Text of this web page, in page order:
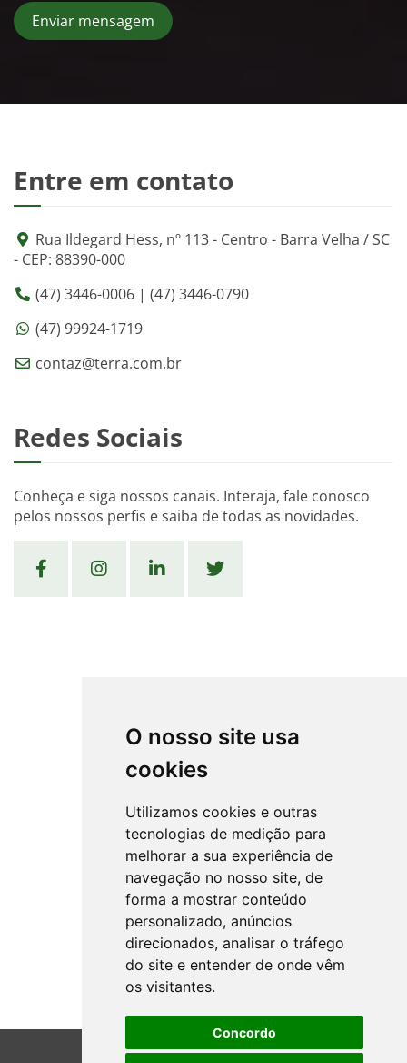
O nosso site usa
cookies
Utilizamos cookies e outras
tecnologias de medição para
melhorar a sua experiência de
navegação no nosso site, de
forma a mostrar conteúdo
personalizado, anúncios
direcionados, analisar o tráfego
do site e entender de onde vêm
os visitantes.
Concordo
Enviar mensagem
Entre em contato
Rua Ildegard Hess, nº 113 - Centro - Barra Velha / SC
- CEP: 88390-000
(47) 3446-0006 | (47) 3446-0790
(47) 99924-1719
contaz@terra.com.br
Redes Sociais
Conheça e siga nossos canais. Interaja, fale conosco
pelos nossos perfis e saiba de todas as novidades.